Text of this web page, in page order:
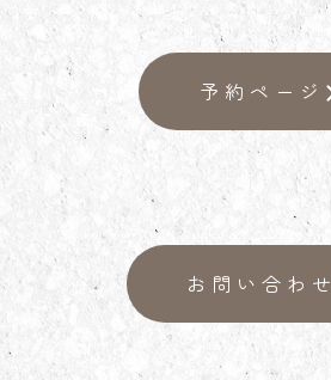
予約ページ
お問い合わせ